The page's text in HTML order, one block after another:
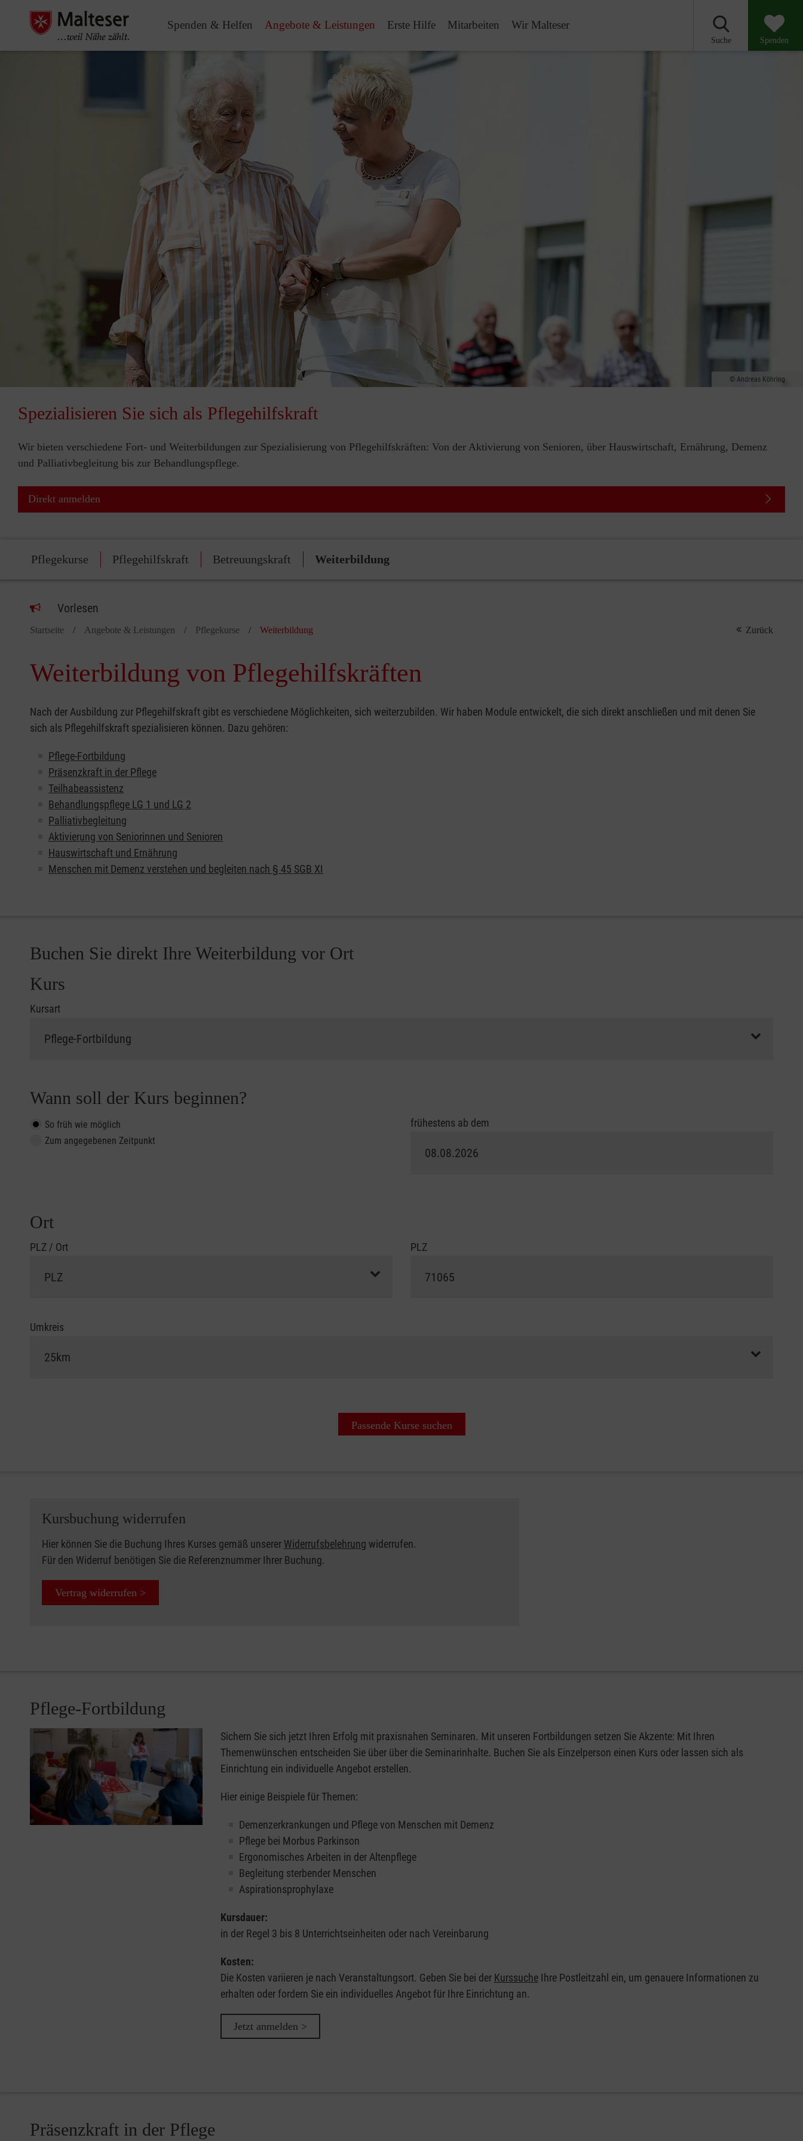
Spenden & Helfen Angebote & Leistungen Erste Hilfe Mitarbeiten Wir Malteser
Suche Spenden
Andreas Köhring
Spezialisieren Sie sich als Pflegehilfskraft
Wir bieten verschiedene Fort- und Weiterbildungen zur Spezialisierung von Pflegehilfskräften: Von der Aktivierung von Senioren, über Hauswirtschaft, Ernährung, Demenz
und Palliativbegleitung bis zur Behandlungspflege.
Direkt anmelden
Pflegekurse Pflegehilfskraft Betreuungskraft Weiterbildung
Vorlesen
Startseite Angebote & Leistungen Pflegekurse Weiterbildung Zurück
Weiterbildung von Pflegehilfskräften
Nach der Ausbildung zur Pflegehilfskraft gibt es verschiedene Möglichkeiten, sich weiterzubilden. Wir haben Module entwickelt, die sich direkt anschließen und mit denen Sie
sich als Pflegehilfskraft spezialisieren können. Dazu gehören:
Pflege-Fortbildung
Präsenzkraft in der Pflege
Teilhabeassistenz
Behandlungspflege LG 1 und LG 2
Palliativbegleitung
Aktivierung von Seniorinnen und Senioren
Hauswirtschaft und Ernährung
Menschen mit Demenz verstehen und begleiten nach § 45 SGB XI
Buchen Sie direkt Ihre Weiterbildung vor Ort
Kurs
Kursart
Wann soll der Kurs beginnen?
So früh wie möglich
Zum angegebenen Zeitpunkt
frühestens ab dem
Ort
PLZ / Ort PLZ
Umkreis
Passende Kurse suchen
Kursbuchung widerrufen
Hier können Sie die Buchung Ihres Kurses gemäß unserer Widerrufsbelehrung widerrufen.
Für den Widerruf benötigen Sie die Referenznummer Ihrer Buchung.
Vertrag widerrufen >
Pflege-Fortbildung
Sichern Sie sich jetzt Ihren Erfolg mit praxisnahen Seminaren. Mit unseren Fortbildungen setzen Sie Akzente: Mit Ihren
Themenwünschen entscheiden Sie über über die Seminarinhalte. Buchen Sie als Einzelperson einen Kurs oder lassen sich als
Einrichtung ein individuelle Angebot erstellen.
Hier einige Beispiele für Themen:
Demenzerkrankungen und Pflege von Menschen mit Demenz
Pflege bei Morbus Parkinson
Ergonomisches Arbeiten in der Altenpflege
Begleitung sterbender Menschen
Aspirationsprophylaxe
Kursdauer:
in der Regel 3 bis 8 Unterrichtseinheiten oder nach Vereinbarung
Kosten:
Die Kosten variieren je nach Veranstaltungsort. Geben Sie bei der KurssucheIhre Postleitzahl ein, um genauere Informationen zu
erhalten oder fordern Sie ein individuelles Angebot für Ihre Einrichtung an.
Jetzt anmelden >
Präsenzkraft in der Pflege